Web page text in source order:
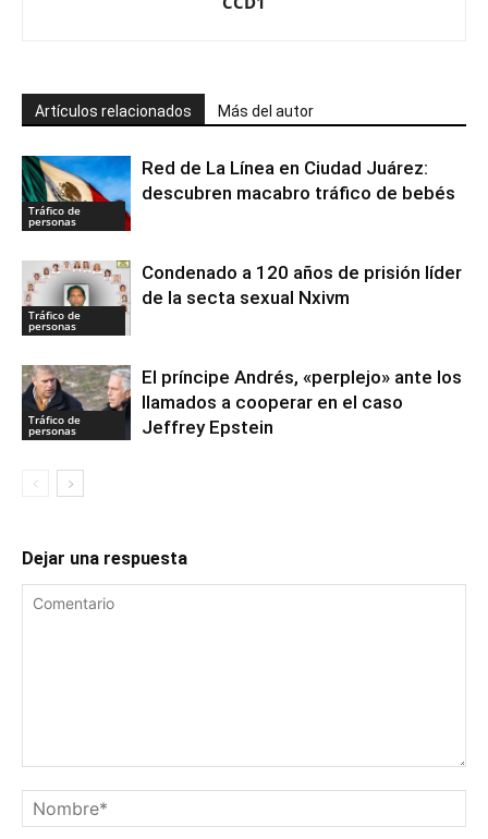
Artículos relacionados Más del autor
Tráfico de
personas
Red de La Línea en Ciudad Juárez:
descubren macabro tráfico de bebés
Tráfico de
personas
Condenado a 120 años de prisión líder
de la secta sexual Nxivm
Tráfico de
personas
El príncipe Andrés, «perplejo» ante los
llamados a cooperar en el caso
Jeffrey Epstein
Dejar una respuesta